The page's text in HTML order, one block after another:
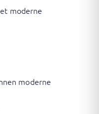
moderne
moderne